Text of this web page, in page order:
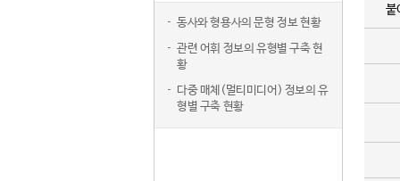
동사와 형용사의 문형 정보 현황
관련 어휘 정보의 유형별 구축 현
황
다중 매체(멀티미디어) 정보의 유
형별 구축 현황
붙